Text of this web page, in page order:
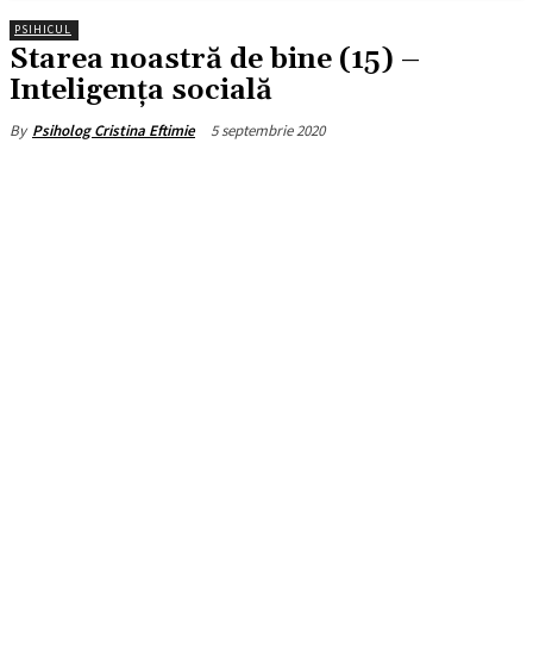
PSIHICUL
Starea noastră de bine (15) –
Inteligența socială
By Psiholog Cristina Eftimie 5 septembrie 2020